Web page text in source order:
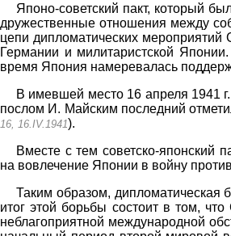
Японо-советский пакт, который
дружественные отношения между
цепи дипломатических мероприятий
Германии и милитаристской
время Япония намеревалась
В имевшей место 16 апреля 1941
послом И. Майским последний
16, 16.IV.1941).
Вместе с тем советско-японский
на вовлечение Японии в войну
Таким образом, дипломатическая
итог этой борьбы состоит в том,
неблагоприятной международной